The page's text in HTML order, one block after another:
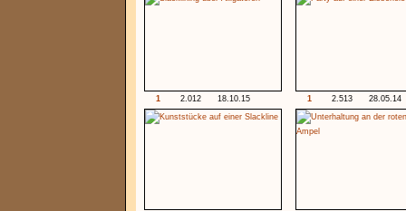
1 2.012 18.10.15 1 2.513 28.05.14